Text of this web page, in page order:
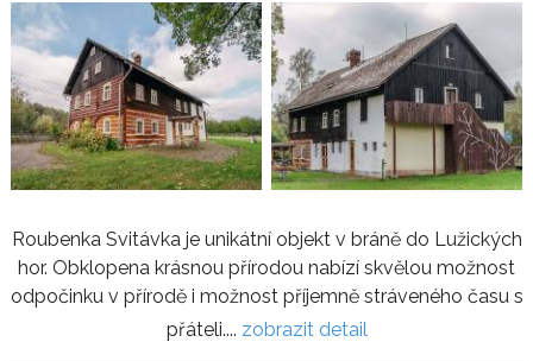
Roubenka Svitávka je unikátní objekt v bráně do Lužických
hor. Obklopena krásnou přírodou nabízí skvělou možnost
odpočinku v přírodě i možnost příjemně stráveného času s
přáteli.... zobrazit detail